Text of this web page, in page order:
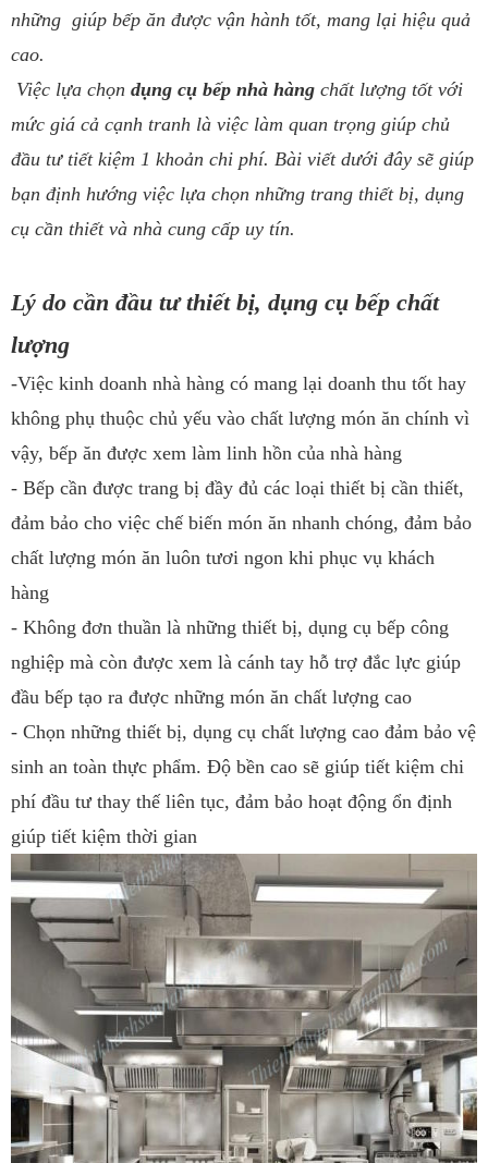
những giúp bếp ăn được vận hành tốt, mang lại hiệu quả
cao.
Việc lựa chọn dụng cụ bếp nhà hàng chất lượng tốt với
mức giá cả cạnh tranh là việc làm quan trọng giúp chủ
đầu tư tiết kiệm 1 khoản chi phí. Bài viết dưới đây sẽ giúp
bạn định hướng việc lựa chọn những trang thiết bị, dụng
cụ cần thiết và nhà cung cấp uy tín.
Lý do cần đầu tư thiết bị, dụng cụ bếp chất
lượng
-Việc kinh doanh nhà hàng có mang lại doanh thu tốt hay
không phụ thuộc chủ yếu vào chất lượng món ăn chính vì
vậy, bếp ăn được xem làm linh hồn của nhà hàng
- Bếp cần được trang bị đầy đủ các loại thiết bị cần thiết,
đảm bảo cho việc chế biến món ăn nhanh chóng, đảm bảo
chất lượng món ăn luôn tươi ngon khi phục vụ khách
hàng
- Không đơn thuần là những thiết bị, dụng cụ bếp công
nghiệp mà còn được xem là cánh tay hỗ trợ đắc lực giúp
đầu bếp tạo ra được những món ăn chất lượng cao
- Chọn những thiết bị, dụng cụ chất lượng cao đảm bảo vệ
sinh an toàn thực phẩm. Độ bền cao sẽ giúp tiết kiệm chi
phí đầu tư thay thế liên tục, đảm bảo hoạt động ổn định
giúp tiết kiệm thời gian